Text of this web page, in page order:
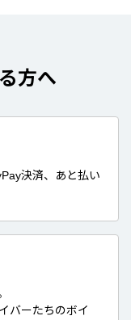
方へ
決済、あと払い
バーたちのボイ